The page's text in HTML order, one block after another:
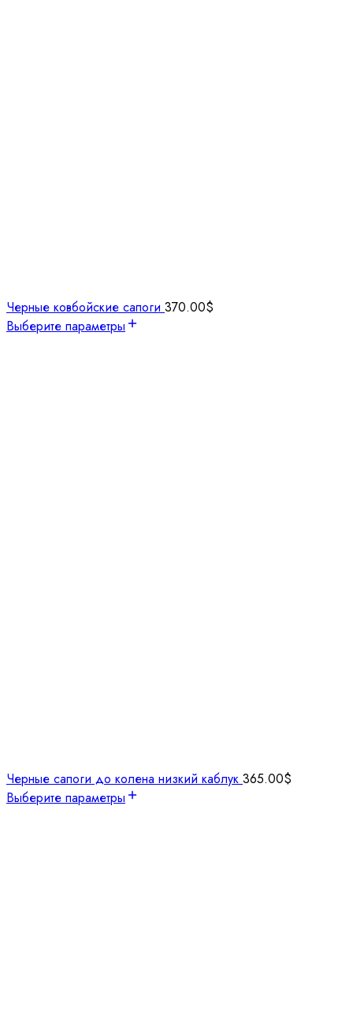
Черные ковбойские сапоги 370.00$
Выберите параметры
Черные сапоги до колена низкий каблук 365.00$
Выберите параметры